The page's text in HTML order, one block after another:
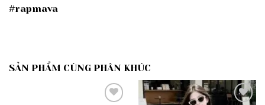
#rapmava
SẢN PHẨM CÙNG PHÂN KHÚC